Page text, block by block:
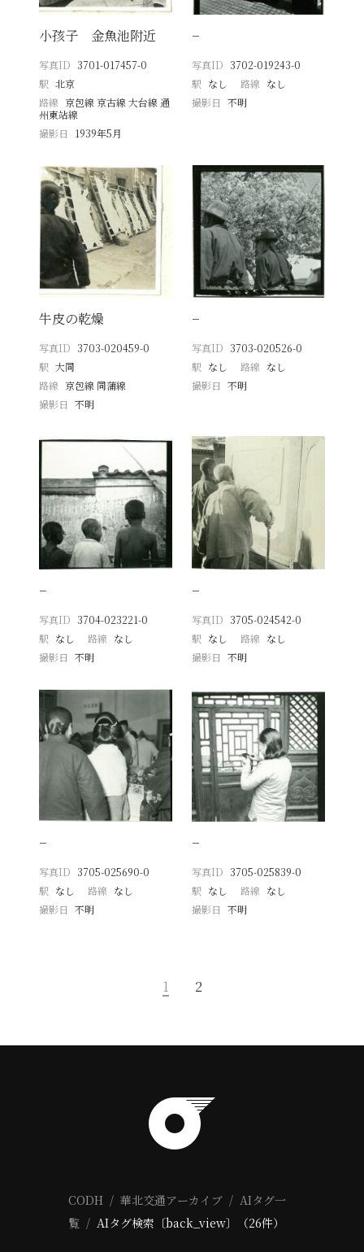
小孩子 金魚池附近
写真ID 3701-017457-0
駅 北京
路線 京包線 京古線 大台線 通
州東站線
撮影日
1939年5月
−
写真ID 3702-019243-0
駅 なし 路線 なし
撮影日 不明
牛皮の乾燥
写真ID 3703-020459-0
駅 大同
路線 京包線 同蒲線
撮影日
不明
−
写真ID 3703-020526-0
駅 なし 路線 なし
撮影日 不明
−
写真ID 3704-023221-0
駅 なし 路線 なし
撮影日
不明
−
写真ID 3705-024542-0
駅 なし 路線 なし
撮影日 不明
−
写真ID 3705-025690-0
駅 なし 路線 なし
撮影日
不明
−
写真ID 3705-025839-0
駅 なし 路線 なし
撮影日 不明
1 2
CODH 華北交通アーカイブ
AIタグ一
覧
AIタグ検索〔back_view〕（26件）